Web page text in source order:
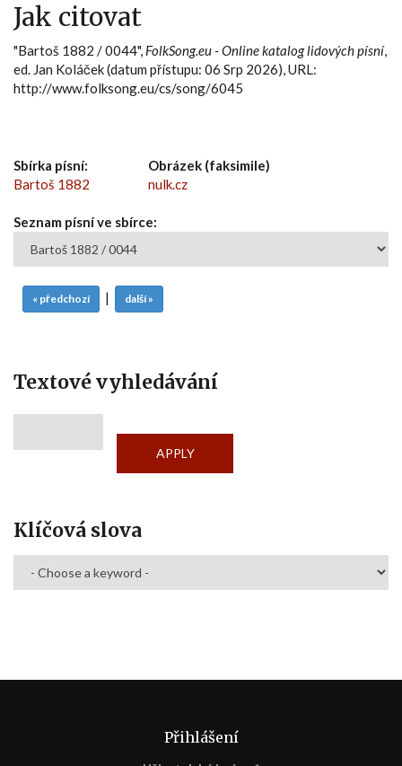
Jak citovat
"Bartoš 1882 / 0044", FolkSong.eu - Online katalog lidových písní,
ed. Jan Koláček (datum přístupu: 06 Srp 2026), URL:
http://www.folksong.eu/cs/song/6045
Sbírka písní:
Bartoš 1882
Obrázek (faksimile)
nulk.cz
Seznam písní ve sbírce:
« předchozí | další »
Textové vyhledávání
Klíčová slova
Přihlášení